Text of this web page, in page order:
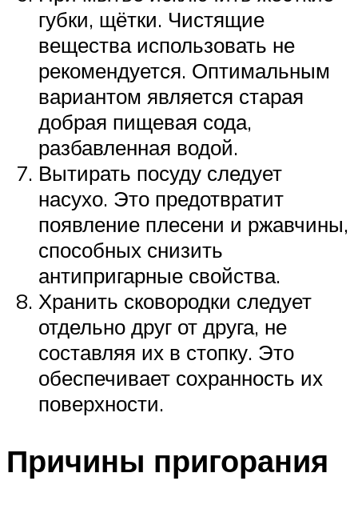
губки, щётки. Чистящие
вещества использовать не
рекомендуется. Оптимальным
вариантом является старая
добрая пищевая сода,
разбавленная водой.
Вытирать посуду следует
насухо. Это предотвратит
появление плесени и ржавчины,
способных снизить
антипригарные свойства.
Хранить сковородки следует
отдельно друг от друга, не
составляя их в стопку. Это
обеспечивает сохранность их
поверхности.
Причины пригорания